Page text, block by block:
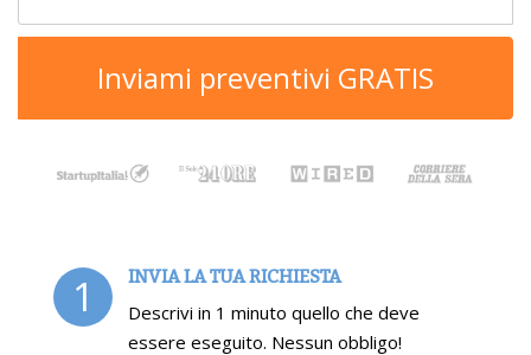
Inviami preventivi GRATIS
1 INVIA LA TUA RICHIESTA
Descrivi in 1 minuto quello che deve
essere eseguito. Nessun obbligo!